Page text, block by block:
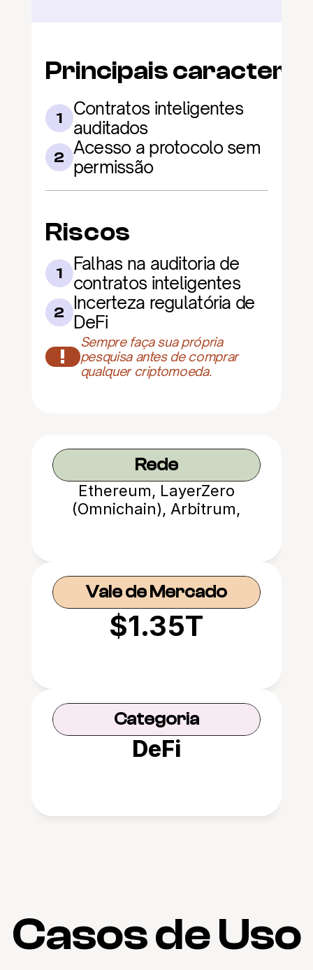
Principais
1
Contratos inteligentes
auditados
2 Acesso a protocolo sem
permissão
Riscos
1
Falhas na auditoria de
contratos inteligentes
2 Incerteza regulatória de
DeFi
!
Sempre faça sua própria
pesquisa antes de comprar
qualquer criptomoeda.
Rede
Ethereum, LayerZero
(Omnichain), Arbitrum,
Vale de Mercado
$1.35T
Categoria
DeFi
Casos de Uso